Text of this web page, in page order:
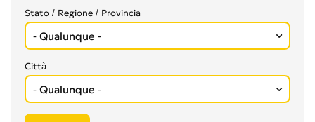
Stato / Regione / Provincia
Città